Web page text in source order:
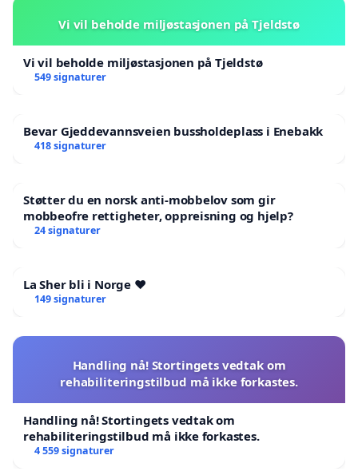
Vi vil beholde miljøstasjonen på Tjeldstø
Vi vil beholde miljøstasjonen på Tjeldstø
549 signaturer
Bevar Gjeddevannsveien bussholdeplass i Enebakk
418 signaturer
Støtter du en norsk anti-mobbelov som gir
mobbeofre rettigheter, oppreisning og hjelp?
24 signaturer
La Sher bli i Norge ❤️
149 signaturer
Handling nå! Stortingets vedtak om
rehabiliteringstilbud må ikke forkastes.
Handling nå! Stortingets vedtak om
rehabiliteringstilbud må ikke forkastes.
4 559 signaturer